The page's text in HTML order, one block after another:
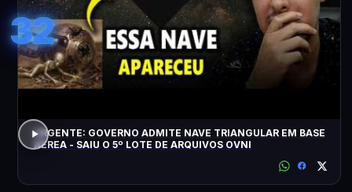
32
URGENTE: GOVERNO ADMITE NAVE TRIANGULAR EM BASE
AÉREA - SAIU O 5º LOTE DE ARQUIVOS OVNI